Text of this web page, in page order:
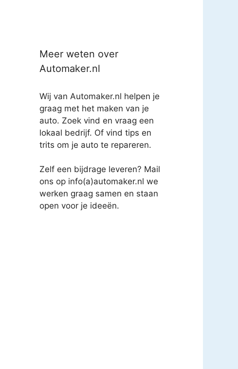
Meer weten over
Automaker.nl
Wij van Automaker.nl helpen je
graag met het maken van je
auto. Zoek vind en vraag een
lokaal bedrijf. Of vind tips en
trits om je auto te repareren.
Zelf een bijdrage leveren? Mail
ons op info(a)automaker.nl we
werken graag samen en staan
open voor je ideeën.